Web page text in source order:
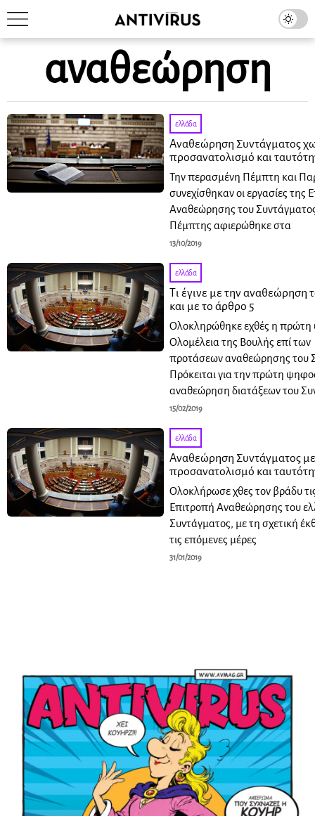
αναθεώρηση
ελλάδα
Αναθεώρηση Συντάγματος
προσανατολισμό και
Την περασμένη Πέμπτη και
συνεχίσθηκαν οι εργασίες της
Αναθεώρησης του
Πέμπτης αφιερώθηκε στα
13/10/2019
ελλάδα
Τι έγινε με την αναθεώρηση
και με το άρθρο 5
Ολοκληρώθηκε εχθές η
Ολομέλεια της Βουλής επί των
προτάσεων αναθεώρησης του
Πρόκειται για την πρώτη
αναθεώρηση διατάξεων του
15/02/2019
ελλάδα
Αναθεώρηση Συντάγματος
προσανατολισμό και
Ολοκλήρωσε χθες τον βράδυ
Επιτροπή Αναθεώρησης του
Συντάγματος, με τη σχετική
τις επόμενες μέρες
31/01/2019